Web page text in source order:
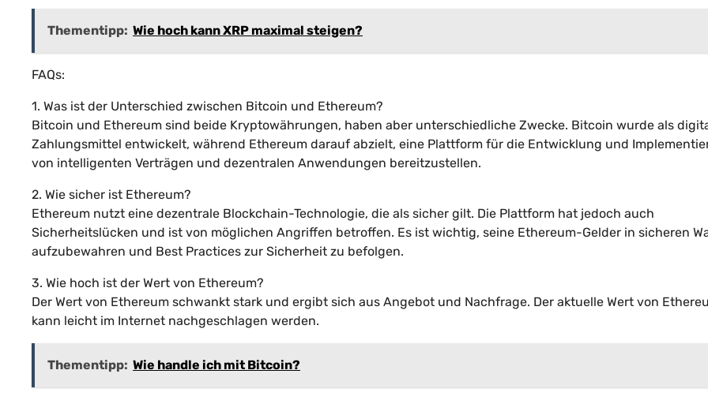
Thementipp: Wie hoch kann XRP maximal steigen?
FAQs:
1. Was ist der Unterschied zwischen Bitcoin und Ethereum?
Bitcoin und Ethereum sind beide Kryptowährungen, haben aber unterschiedliche Zwecke. Bitcoin wurde als
Zahlungsmittel entwickelt, während Ethereum darauf abzielt, eine Plattform für die Entwicklung und
von intelligenten Verträgen und dezentralen Anwendungen bereitzustellen.
2. Wie sicher ist Ethereum?
Ethereum nutzt eine dezentrale Blockchain-Technologie, die als sicher gilt. Die Plattform hat jedoch auch
Sicherheitslücken und ist von möglichen Angriffen betroffen. Es ist wichtig, seine Ethereum-Gelder in sicheren
aufzubewahren und Best Practices zur Sicherheit zu befolgen.
3. Wie hoch ist der Wert von Ethereum?
Der Wert von Ethereum schwankt stark und ergibt sich aus Angebot und Nachfrage. Der aktuelle Wert von
kann leicht im Internet nachgeschlagen werden.
Thementipp: Wie handle ich mit Bitcoin?